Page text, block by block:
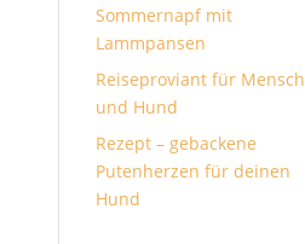
Sommernapf mit
Lammpansen
Reiseproviant für Mensch
und Hund
Rezept – gebackene
Putenherzen für deinen
Hund